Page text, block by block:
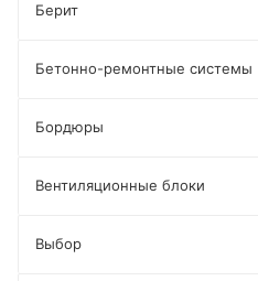
Берит
Бетонно-ремонтные системы
Бордюры
Вентиляционные блоки
Выбор